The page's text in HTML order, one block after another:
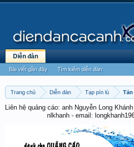
Trang chủ Diễn đàn Tạp pín lù Tản
Liên hệ quảng cáo: anh Nguyễn Long
nlkhanh - email:
Diễn đàn
Bài viết gần đây Tìm kiếm diễn đàn